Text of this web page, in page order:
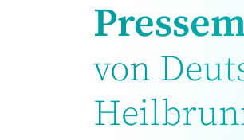
von